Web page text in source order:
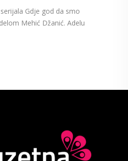
Gdje god da smo
Mehić Džanić. Adelu